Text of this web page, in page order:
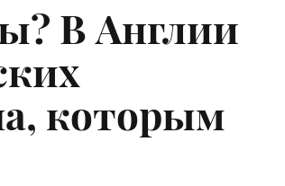
В Англии
которым